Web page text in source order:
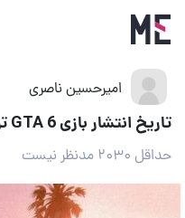
امیرحسین ناصری
تاریخ انتشار بازی GTA 6 توسط برخی کاربران لو رفت!
حداقل ۲۰۳۰ مدنظر نیست